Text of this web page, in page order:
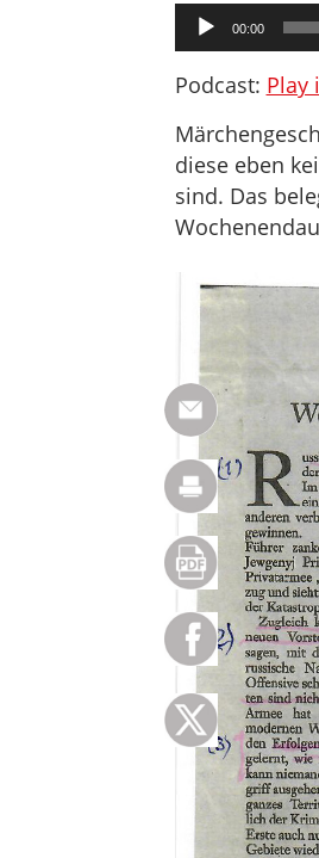
Audio-
Player
00:00
Podcast: Play
diese eben
sind. Das